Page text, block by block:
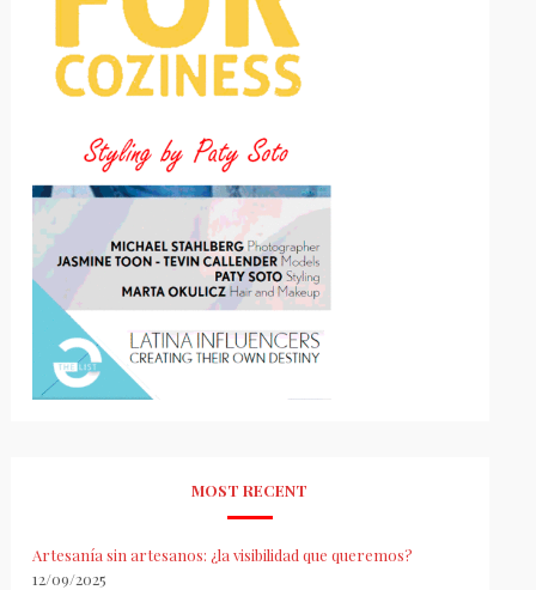
MOST RECENT
Artesanía sin artesanos: ¿la visibilidad que queremos?
12/09/2025